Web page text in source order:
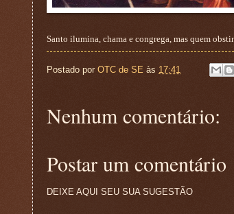
Santo ilumina, chama e congrega, mas quem
Postado por OTC de SE às 17:41
Nenhum comentário:
Postar um comentário
DEIXE AQUI SEU SUA SUGESTÃO